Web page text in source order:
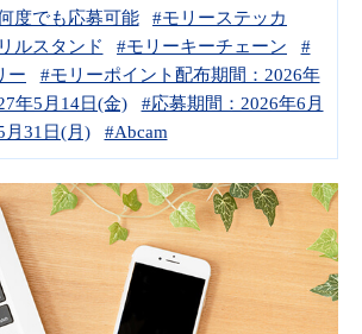
度でも応募可能
#モリーステッカ
ルスタンド #モリーキーチェーン
#
ー
#モリーポイント配布期間：2026年
年5月14日(金)
#応募期間：2026年6月
月31日(月)
#Abcam